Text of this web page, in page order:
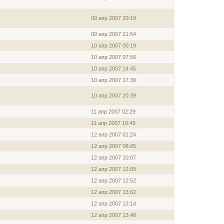
09 апр 2007 20:19
09 апр 2007 21:54
10 апр 2007 00:19
10 апр 2007 07:56
10 апр 2007 14:45
10 апр 2007 17:39
10 апр 2007 20:39
11 апр 2007 02:29
11 апр 2007 10:49
12 апр 2007 01:24
12 апр 2007 08:05
12 апр 2007 10:07
12 апр 2007 12:05
12 апр 2007 12:52
12 апр 2007 13:02
12 апр 2007 13:14
12 апр 2007 13:48